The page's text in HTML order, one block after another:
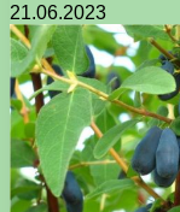
21.06.2023